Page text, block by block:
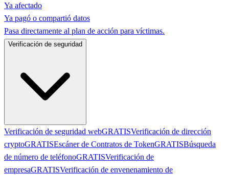
Ya afectado
Ya pagó o compartió datos
Pasa directamente al plan de acción para víctimas.
Verificación de seguridad
Verificación de seguridad webGRATISVerificación de dirección
cryptoGRATISEscáner de Contratos de TokenGRATISBúsqueda
de número de teléfonoGRATISVerificación de
empresaGRATISVerificación de envenenamiento de